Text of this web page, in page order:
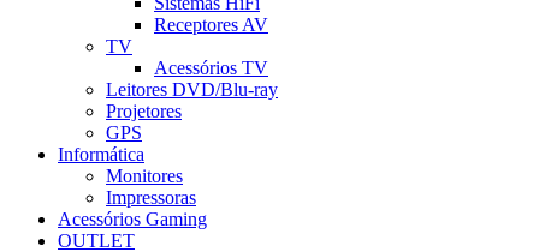
Receptores AV
TV
Acessórios TV
Leitores DVD/Blu-ray
Projetores
GPS
Informática
Monitores
Impressoras
Acessórios Gaming
OUTLET